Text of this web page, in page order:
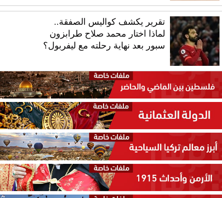
تقرير يكشف كواليس الصفقة..
لماذا اختار محمد صلاح طرابزون
سبور بعد نهاية رحلته مع ليفربول؟